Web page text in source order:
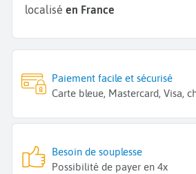
localisé en France
Paiement facile et sécurisé
Carte bleue, Mastercard, Visa,
Besoin de souplesse
Possibilité de payer en 4x